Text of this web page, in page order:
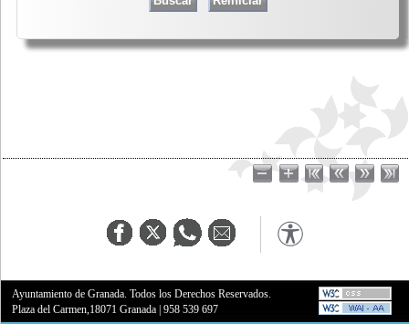
Ayuntamiento de Granada. Todos los Derechos Reservados.
Plaza del Carmen,18071 Granada |958 539 697